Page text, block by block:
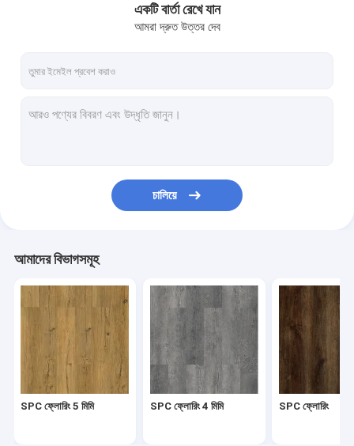
SPC ফ্লোরিং
অনমনীয় কোর SPC
মার্বেল ভিনাইল ফ্লোরিং
গ্রানাইট ভিনাইল ফ্লোরিং
সিমেন্ট ভিনাইল ফ্লোরিং
স্টোন প্যাটার্ন ভিনাইল ফ্লোরিং
একটি বার্তা রেখে যান
আমরা দ্রুত উত্তর দেব
চালিয়ে
আমাদের বিভাগসমূহ
SPC ফ্লোরিং 5 মিমি SPC ফ্লোরিং 4 মিমি SPC ফ্লোরিং